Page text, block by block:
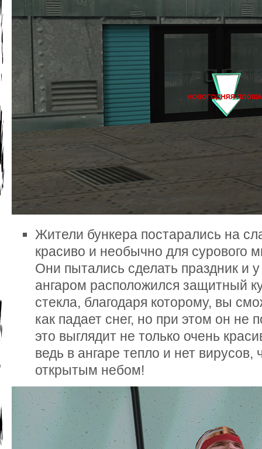
Жители бункера постарались на
красиво и необычно для сурового
Они пытались сделать праздник и
ангаром расположился защитный
стекла, благодаря которому, вы
как падает снег, но при этом он не
это выглядит не только очень
ведь в ангаре тепло и нет
открытым небом!